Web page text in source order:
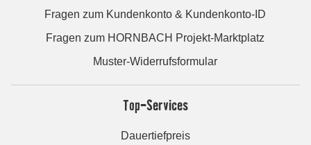
Fragen zum Kundenkonto & Kundenkonto-ID
Fragen zum HORNBACH Projekt-Marktplatz
Muster-Widerrufsformular
Top-Services
Dauertiefpreis